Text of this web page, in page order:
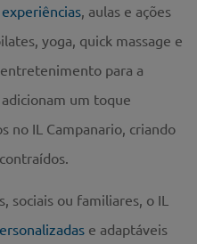
experiências , aulas e ações
yoga, quick massage e
para a
um toque
no IL Campanario, criando
sociais ou familiares, o IL
e adaptáveis